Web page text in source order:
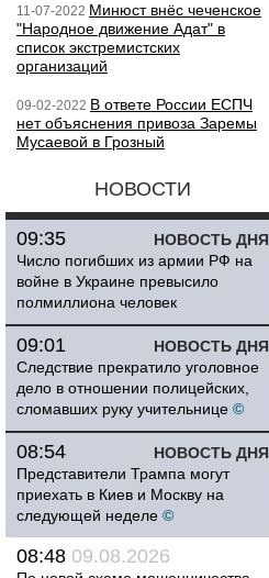
11-07-2022 Минюст внёс чеченское
"Народное движение Адат" в
список экстремистских
организаций
09-02-2022 В ответе России ЕСПЧ
нет объяснения привоза Заремы
Мусаевой в Грозный
НОВОСТИ
НОВОСТЬ ДНЯ
09:35
Число погибших из армии РФ на
войне в Украине превысило
полмиллиона человек
НОВОСТЬ ДНЯ
09:01
Следствие прекратило уголовное
дело в отношении полицейских,
сломавших руку учительнице ©
НОВОСТЬ ДНЯ
08:54
Представители Трампа могут
приехать в Киев и Москву на
следующей неделе ©
08:48 09.08.2026